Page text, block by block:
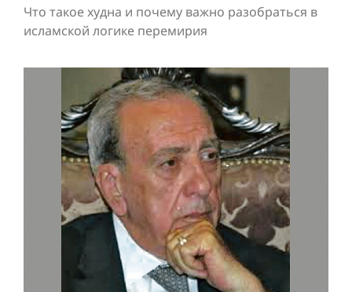
Что такое худна и почему важно разобраться в
исламской логике перемирия